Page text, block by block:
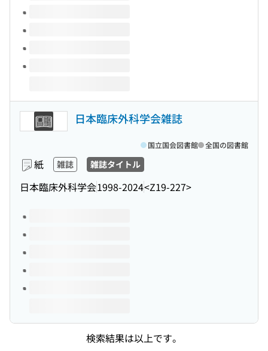
日本臨床外科学会雑誌
紙 雑誌 雑誌タイトル
日本臨床外科学会1998-2024<Z19-227>
国立国会図書館 全国の図書館
このタイトルの巻号
検索結果は以上です。